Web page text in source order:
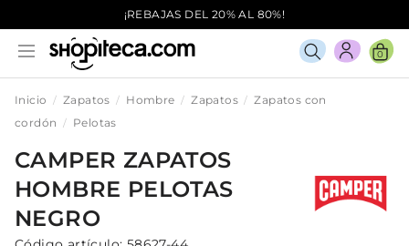
¡REBAJAS DEL 20% AL 80%!
0
Inicio Zapatos Hombre Zapatos
Zapatos con
cordón
Pelotas
CAMPER ZAPATOS
HOMBRE PELOTAS
NEGRO